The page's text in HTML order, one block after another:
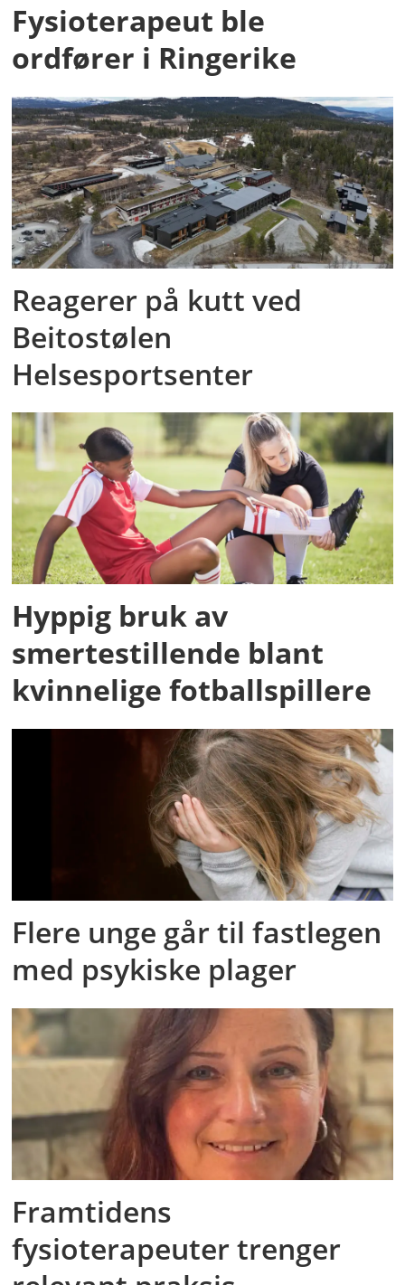
Fysioterapeut ble
ordfører i Ringerike
Reagerer på kutt ved
Beitostølen
Helsesportsenter
Hyppig bruk av
smertestillende blant
kvinnelige fotballspillere
Flere unge går til fastlegen
med psykiske plager
Framtidens
fysioterapeuter trenger